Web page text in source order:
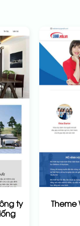
ty
Theme